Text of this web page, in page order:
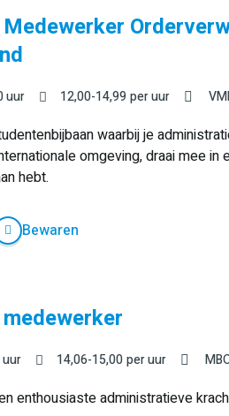
uur 12,00-14,99per uur
waarbij je
omgeving, draai mee
hebt.
Bewaren
uur 14,06-15,00per uur
enthousiaste administratieve